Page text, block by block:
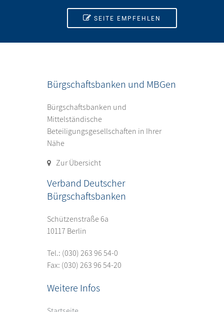
SEITE EMPFEHLEN
Bürgschaftsbanken und MBGen
Bürgschaftsbanken und
Mittelständische
Beteiligungsgesellschaften in Ihrer
Nähe
Zur Übersicht
Verband Deutscher
Bürgschaftsbanken
Schützenstraße 6a
10117 Berlin
Tel.: (030) 263 96 54-0
Fax: (030) 263 96 54-20
Weitere Infos